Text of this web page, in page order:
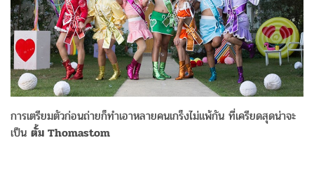
การเตรียมตัวก่อนถ่ายก็ทำเอาหลายคนเกร็งไม่แพ้กัน ที่เครียดสุดน่าจะ
เป็น ตั้ม Thomastom